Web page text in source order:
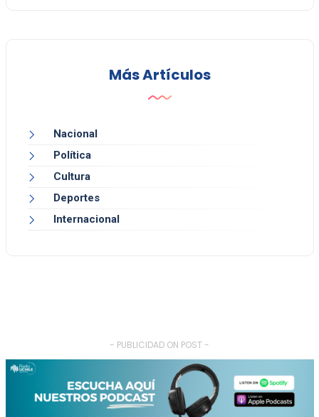
Más Artículos
Nacional
Política
Cultura
Deportes
Internacional
- PUBLICIDAD ON POST -